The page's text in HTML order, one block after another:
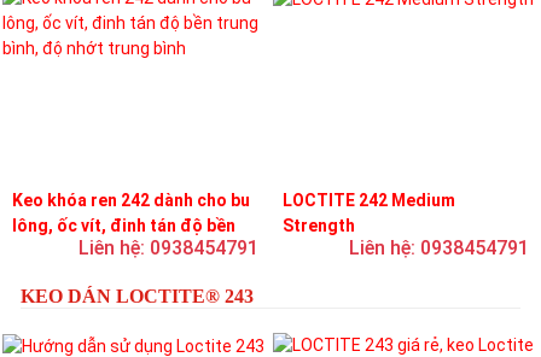
Keo khóa ren 242 dành cho bu
lông, ốc vít, đinh tán độ bền
trung bình, độ nhớt trung bình
Liên hệ: 0938454791
LOCTITE 242 Medium
Strength
Liên hệ: 0938454791
KEO DÁN LOCTITE® 243